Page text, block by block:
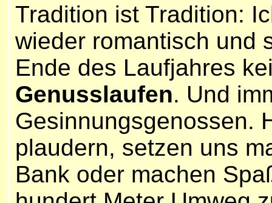
Tradition ist Tradition:
wieder romantisch und
Ende des Laufjahres
Genusslaufen. Und
Gesinnungsgenossen.
plaudern, setzen uns
Bank oder machen